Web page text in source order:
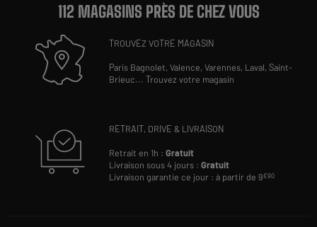
112 MAGASINS PRÈS DE CHEZ VOUS
TROUVEZ VOTRE MAGASIN
Paris Bagnolet,Valence,Varennes, Laval,Saint-
Brieuc...Trouvez votre magasin
RETRAIT, DRIVE & LIVRAISON
Retrait en 1h :Gratuit
Livraison sous 4 jours :Gratuit
Livraison garantie ce jour : à partir de 9€90